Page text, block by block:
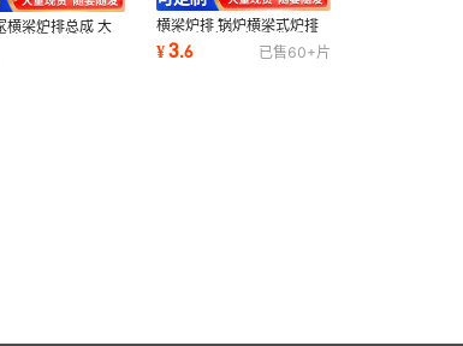
横梁炉排总成 大
炉横梁炉排片 高
横梁炉排 锅炉横梁式炉排
高铬耐热铸钢材质 供暖锅
炉全套炉排
¥3.6 已售60+片